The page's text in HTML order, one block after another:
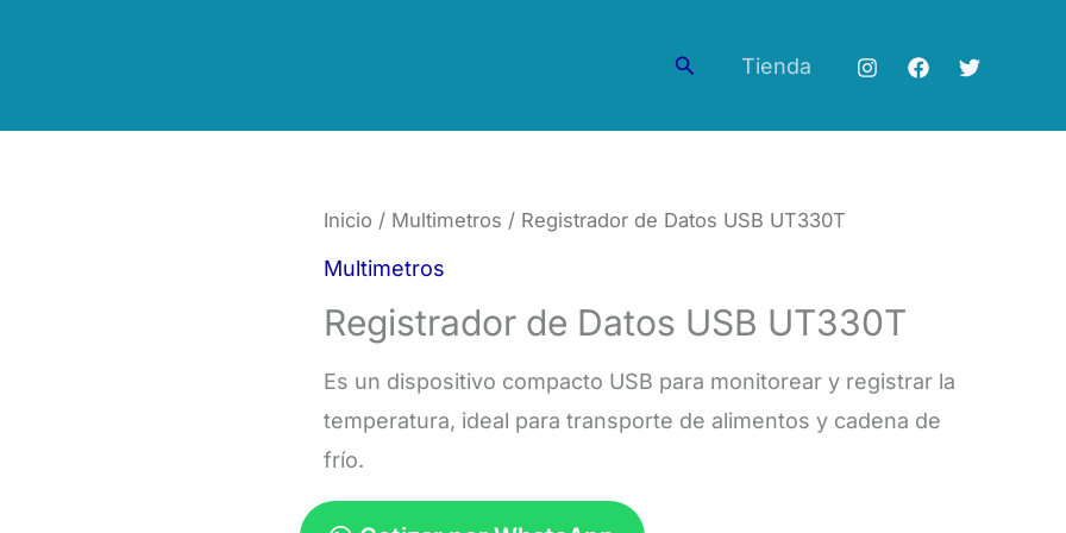
BuscarTienda
Inicio / Multimetros / Registrador de Datos USB UT330T
Multimetros
Registrador de Datos USB UT330T
Es un dispositivo compacto USB para monitorear y registrar la
temperatura, ideal para transporte de alimentos y cadena de
frío.